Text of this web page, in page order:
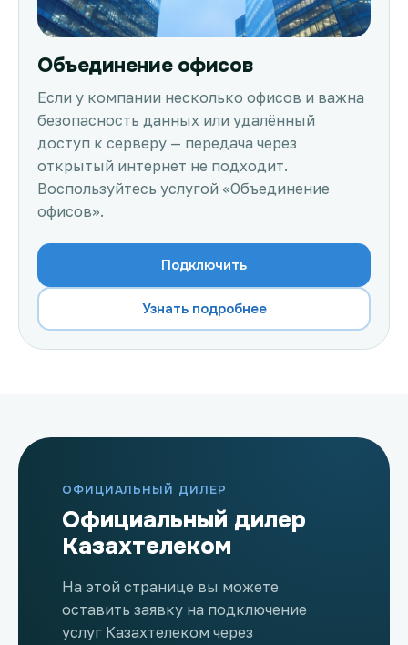
Объединение офисов
Если у компании несколько офисов и важна
безопасность данных или удалённый
доступ к серверу — передача через
открытый интернет не подходит.
Воспользуйтесь услугой «Объединение
офисов».
Подключить
Узнать подробнее
ОФИЦИАЛЬНЫЙ ДИЛЕР
Официальный дилер
Казахтелеком
На этой странице вы можете
оставить заявку на подключение
услуг Казахтелеком через